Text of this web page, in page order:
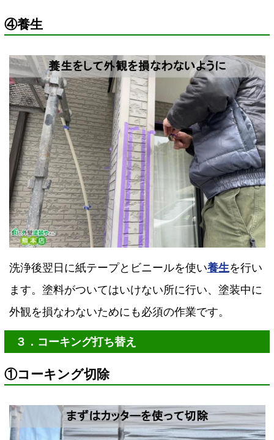
④養生
洗浄後翌日に紙テープとビニールを使い養生を行い
ます。塗料がついてはいけない所に行い、塗装中に
外観を損なわないためにも必須の作業です。
３．コーキング打ち替え
①コーキング切除